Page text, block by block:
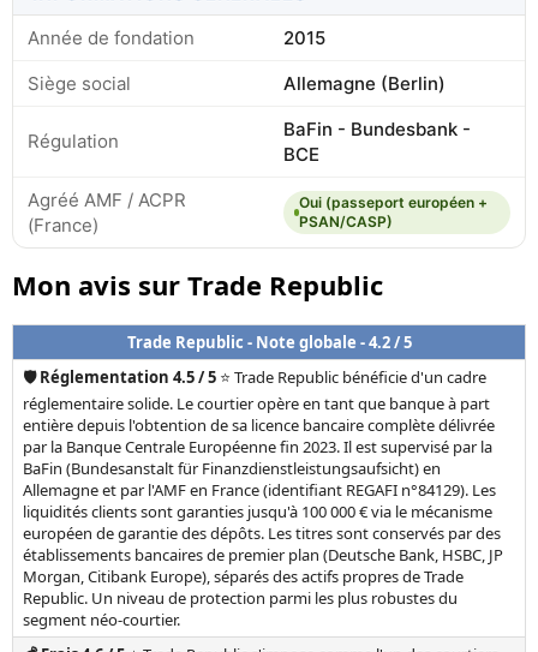
Année de fondation
2015
Siège social
Allemagne (Berlin)
Régulation
BaFin - Bundesbank -
BCE
Agréé AMF / ACPR
(France)
Oui (passeport européen +
PSAN/CASP)
Mon avis sur Trade Republic
Trade Republic - Note globale - 4.2 / 5
🛡️ Réglementation 4.5 / 5 ⭐ Trade Republic bénéficie d'un cadre
réglementaire solide. Le courtier opère en tant que banque à part
entière depuis l'obtention de sa licence bancaire complète délivrée
par la Banque Centrale Européenne fin 2023. Il est supervisé par la
BaFin (Bundesanstalt für Finanzdienstleistungsaufsicht) en
Allemagne et par l'AMF en France (identifiant REGAFI n°84129). Les
liquidités clients sont garanties jusqu'à 100 000 € via le mécanisme
européen de garantie des dépôts. Les titres sont conservés par des
établissements bancaires de premier plan (Deutsche Bank, HSBC, JP
Morgan, Citibank Europe), séparés des actifs propres de Trade
Republic. Un niveau de protection parmi les plus robustes du
segment néo-courtier.